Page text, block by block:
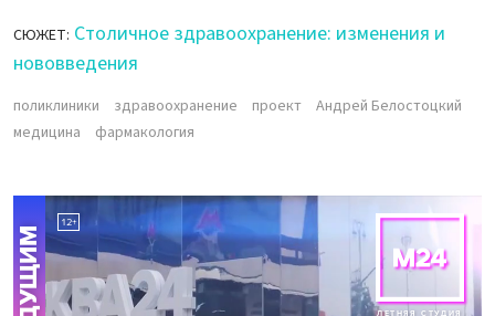
СЮЖЕТ: Столичное здравоохранение: изменения и
нововведения
поликлиники здравоохранение проект
Андрей Белостоцкий
медицина
фармакология